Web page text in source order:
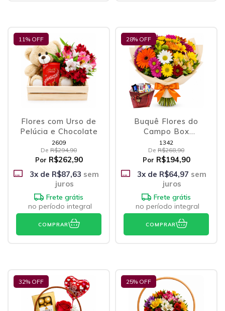
11% OFF
Flores com Urso de
Pelúcia e Chocolate
2609
De R$294,90
Por R$262,90
3x de R$87,63 sem
juros
Frete grátis
no período integral
COMPRAR
28% OFF
Buquê Flores do
Campo Box
Variedades de
Bombons
1342
De R$268,90
Por R$194,90
3x de R$64,97 sem
juros
Frete grátis
no período integral
COMPRAR
32% OFF 25% OFF